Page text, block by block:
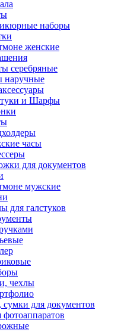
наборы
женские
серебряные
наручные
и Шарфы
часы
для документов
мужские
для галстуков
чехлы
для документов